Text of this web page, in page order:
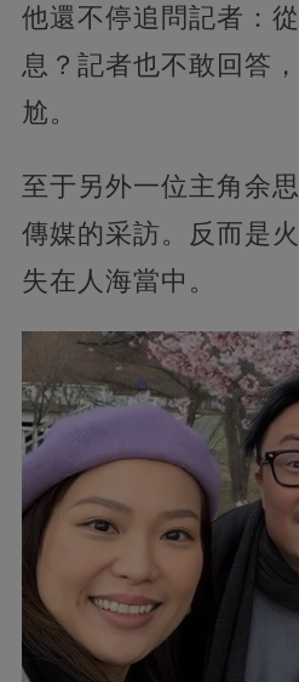
他還不停追問記者：
息？記者也不敢回答
尬。
至于另外一位主角余
傳媒的采訪。反而是
失在人海當中。